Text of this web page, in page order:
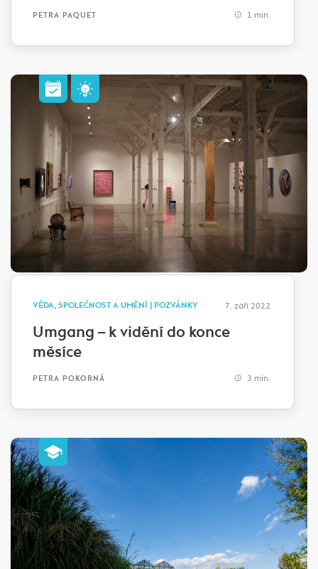
PETRA PAQUET 1 min.
VĚDA, SPOLEČNOST A UMĚNÍ | POZVÁNKY 7. září 2022
Umgang – k vidění do konce
měsíce
PETRA POKORNÁ 3 min.